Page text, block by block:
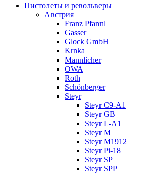
Пистолеты и револьверы
Австрия
Franz Pfannl
Gasser
Glock GmbH
Krnka
Mannlicher
OWA
Roth
Schönberger
Steyr
Steyr C9-A1
Steyr GB
Steyr L-A1
Steyr M
Steyr M1912
Steyr Pi-18
Steyr SP
Steyr SPP